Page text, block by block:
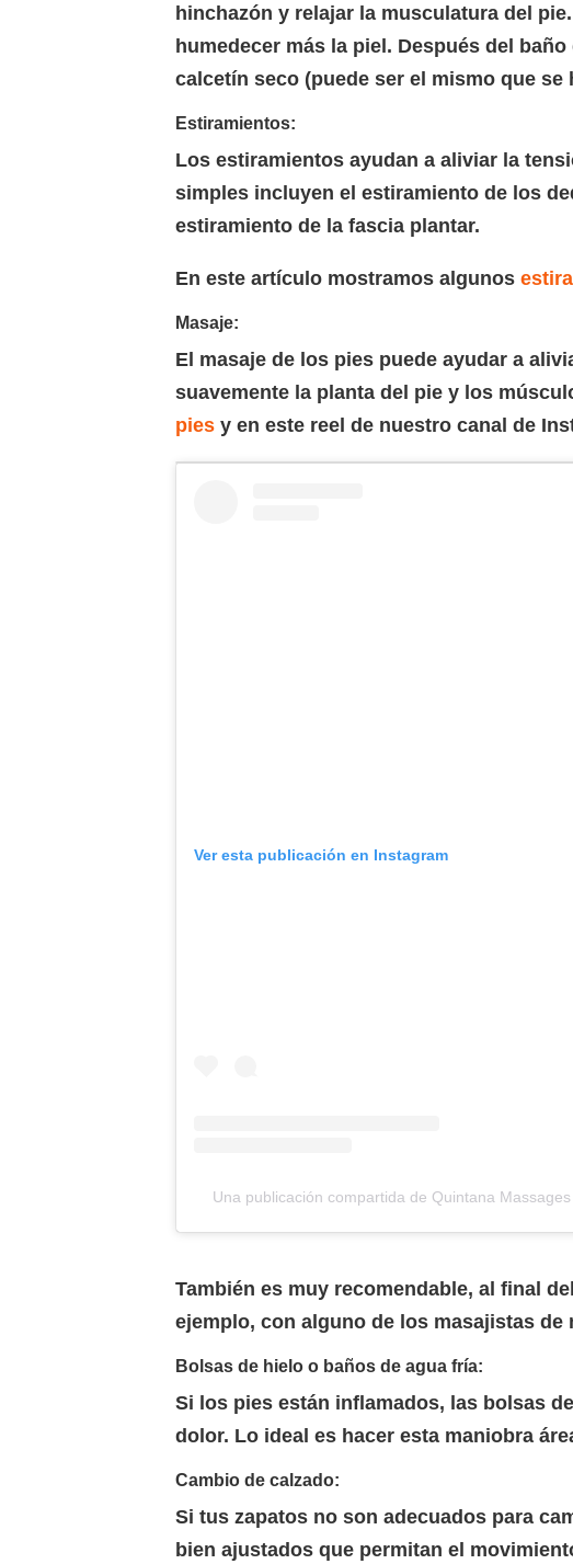
hinchazón y relajar la musculatura del
humedecer más la piel. Después del
calcetín seco (puede ser el mismo que
Estiramientos:
Los estiramientos ayudan a aliviar la
simples incluyen el estiramiento de los
estiramiento de la fascia plantar.
En este artículo mostramos algunos
Masaje:
El masaje de los pies puede ayudar a
suavemente la planta del pie y los
pies y en este reel de nuestro canal de
Ver esta publicación en Instagram
Una publicación compartida de Quintana
También es muy recomendable, al final
ejemplo, con alguno de los masajistas de
Bolsas de hielo o baños de agua fría:
Si los pies están inflamados, las bolsas
dolor. Lo ideal es hacer esta maniobra
Cambio de calzado:
Si tus zapatos no son adecuados para
bien ajustados que permitan el